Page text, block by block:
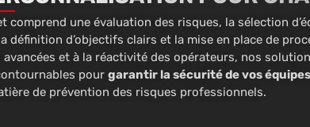
comprend une évaluation des risques, la sélection
définition d’objectifs clairs et la mise en place de
et à la réactivité des opérateurs, nos
pourgarantir la sécurité de vos équipes
de prévention des risques professionnels.